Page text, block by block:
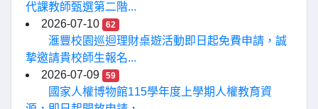
代課教師甄選第二階...
2026-07-10
62
滙豐校園巡迴理財桌遊活動即日起免費申請，誠
摯邀請貴校師生報名...
2026-07-09
59
國家人權博物館115學年度上學期人權教育資